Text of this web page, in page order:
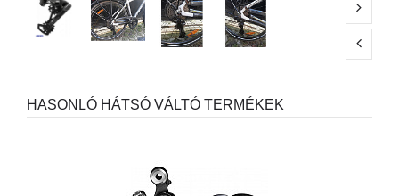
HASONLÓ HÁTSÓ VÁLTÓ TERMÉKEK